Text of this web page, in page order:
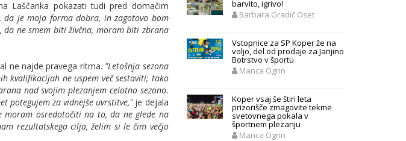
Laščanka pokazati tudi pred domačim
da je moja forma dobra, in zagotovo bom
da ne smem biti živčna, moram biti zbrana
ne najde pravega ritma. "Letošnja sezona
kvalifikacijah ne uspem več sestaviti; tako
nad svojim plezanjem celotno sezono.
potegujem za vidnejše uvrstitve,"je dejala
moram osredotočiti na to, da ne glede na
rezultatskega cilja, želim si le čim večjo
barvito, igrivo!
Barbara Gradič Oset
Vstopnice za SP Koper že na
voljo, del od prodaje za Janjino
Botrstvo v športu
Manca Ogrin
Koper vsaj še štiri leta
prizorišče zmagovite tekme
svetovnega pokala v
športnem plezanju
Manca Ogrin